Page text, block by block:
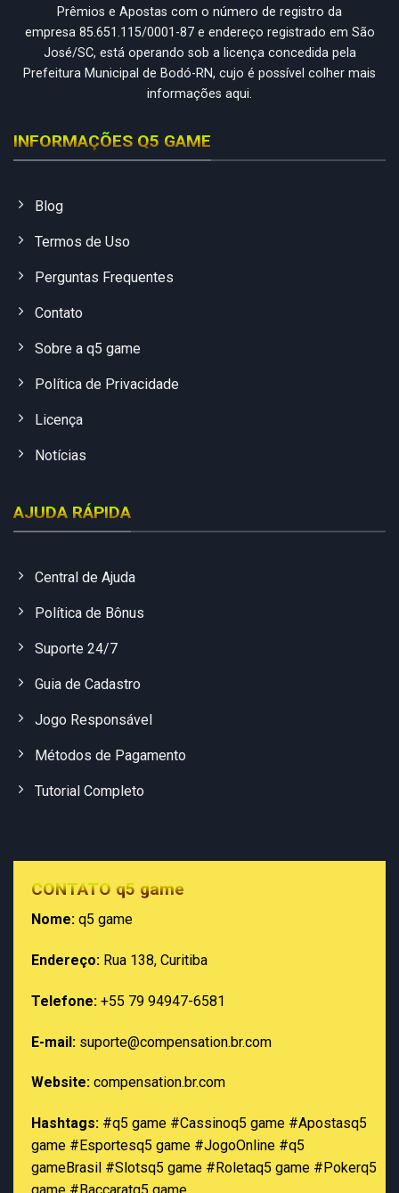
Prêmios e Apostas com o número de registro da
empresa 85.651.115/0001-87 e endereço registrado em São
José/SC, está operando sob a licença concedida pela
Prefeitura Municipal de Bodó-RN, cujo é possível colher mais
informações aqui.
INFORMAÇÕES Q5 GAME
Blog
Termos de Uso
Perguntas Frequentes
Contato
Sobre a q5 game
Política de Privacidade
Licença
Notícias
AJUDA RÁPIDA
Central de Ajuda
Política de Bônus
Suporte 24/7
Guia de Cadastro
Jogo Responsável
Métodos de Pagamento
Tutorial Completo
CONTATO q5 game
Nome: q5 game
Endereço: Rua 138, Curitiba
Telefone: +55 79 94947-6581
E-mail: suporte@compensation.br.com
Website: compensation.br.com
Hashtags: #q5 game #Cassinoq5 game #Apostasq5
game #Esportesq5 game #JogoOnline #q5
gameBrasil #Slotsq5 game #Roletaq5 game #Pokerq5